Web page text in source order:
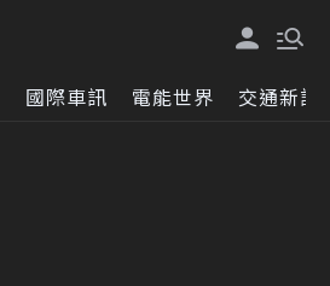
國際車訊 電能世界 交通新訊